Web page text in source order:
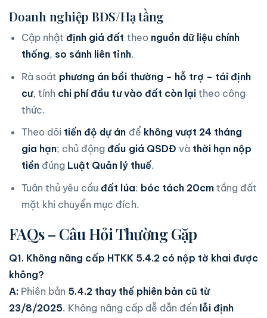
Doanh nghiệp BĐS/Hạ tầng
Cập nhật định giá đất theo nguồn dữ liệu chính
thống, so sánh liên tỉnh.
Rà soát phương án bồi thường – hỗ trợ – tái định
cư, tính chi phí đầu tư vào đất còn lại theo công
thức.
Theo dõi tiến độ dự án để không vượt 24 tháng
gia hạn; chủ động đấu giá QSDĐ và thời hạn nộp
tiềnđúng Luật Quản lý thuế.
Tuân thủ yêu cầu đất lúa: bóc tách 20cm tầng đất
mặt khi chuyển mục đích.
FAQs – Câu Hỏi Thường Gặp
Q1. Không nâng cấp HTKK 5.4.2 có nộp tờ khai được
không?
A: Phiên bản 5.4.2 thay thế phiên bản cũ từ
23/8/2025. Không nâng cấp dễ dẫn đến lỗi định